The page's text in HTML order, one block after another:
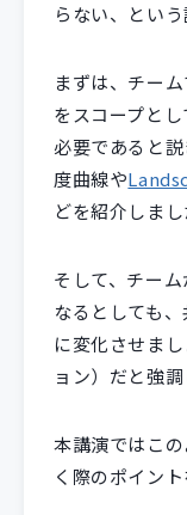
らない、とい
まずは、チー
をスコープと
必要であると
度曲線や
どを紹介しまし
そして、チー
なるとしても
に変化させま
ョン）だと強調
本講演ではこ
く際のポイン